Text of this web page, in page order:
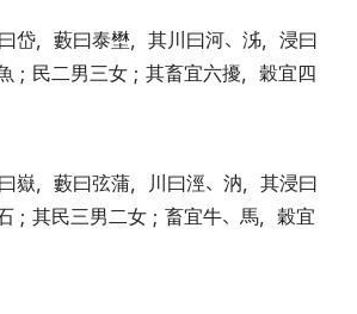
岱， 藪曰泰壄， 其川曰河、 泲， 浸曰
； 民二男三女 ； 其畜宜六擾， 穀宜四
嶽， 藪曰弦蒲， 川曰涇、 汭， 其浸曰
； 其民三男二女 ； 畜宜牛、 馬， 穀宜